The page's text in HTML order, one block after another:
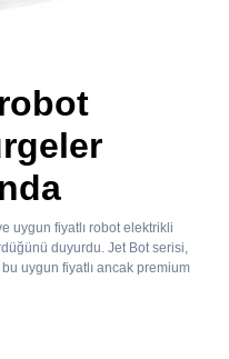
uygun fiyatlı robot elektrikli
duyurdu. Jet Bot serisi,
uygun fiyatlı ancak premium